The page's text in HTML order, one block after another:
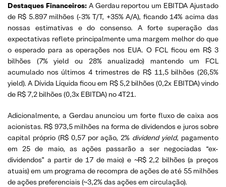
Destaques Financeiros:A Gerdau reportou um EBITDA Ajustado
de R$ 5.897 milhões (-3% T/T, +35% A/A), ficando 14% acima das
nossas estimativas e do consenso. A forte superação das
expectativas reflete principalmente uma margem melhor do que
o esperado para as operações nos EUA. O FCL ficou em R$ 3
bilhões (7% yield ou 28% anualizado) mantendo um FCL
acumulado nos últimos 4 trimestres de R$ 11,5 bilhões (26,5%
yield). A Dívida Líquida ficou em R$ 5,2 bilhões (0,2x EBITDA) vindo
de R$ 7,2 bilhões (0,3x EBITDA) no 4T21.
Adicionalmente, a Gerdau anunciou um forte fluxo de caixa aos
acionistas. R$ 973,5 milhões na forma de dividendos e juros sobre
capital próprio (R$ 0,57 por ação, 2% dividend yield, pagamento
em 25 de maio, as ações passarão a ser negociadas “ex-
dividendos” a partir de 17 de maio) e ~R$ 2,2 bilhões (a preços
atuais) em um programa de recompra de ações de até 55 milhões
de ações preferenciais (~3,2% das ações em circulação).